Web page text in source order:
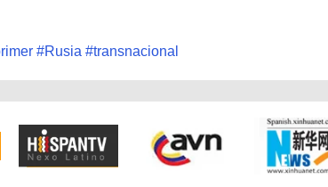
#Rusia #transnacional